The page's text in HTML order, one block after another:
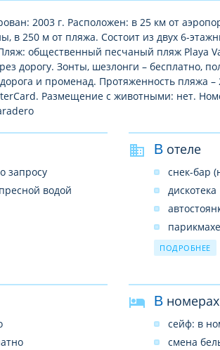
2003 г. Расположен: в 25 км от
в 250 м от пляжа. Состоит из двух 6-
общественный песчаный пляж Playa
дорогу. Зонты, шезлонги – бесплатно,
и променад. Протяженность пляжа
Размещение с животными: нет.
запросу
водой
В отеле
снек-бар
дискотека
бары: 5 (3
пляже)
магазин
шведский
ПОДРОБНЕЕ
В номерах
сейф: в
смена